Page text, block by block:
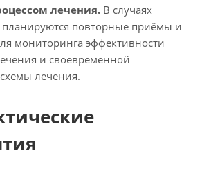
лечения. В случаях
повторные приёмы и
мониторинга эффективности
и своевременной
лечения.